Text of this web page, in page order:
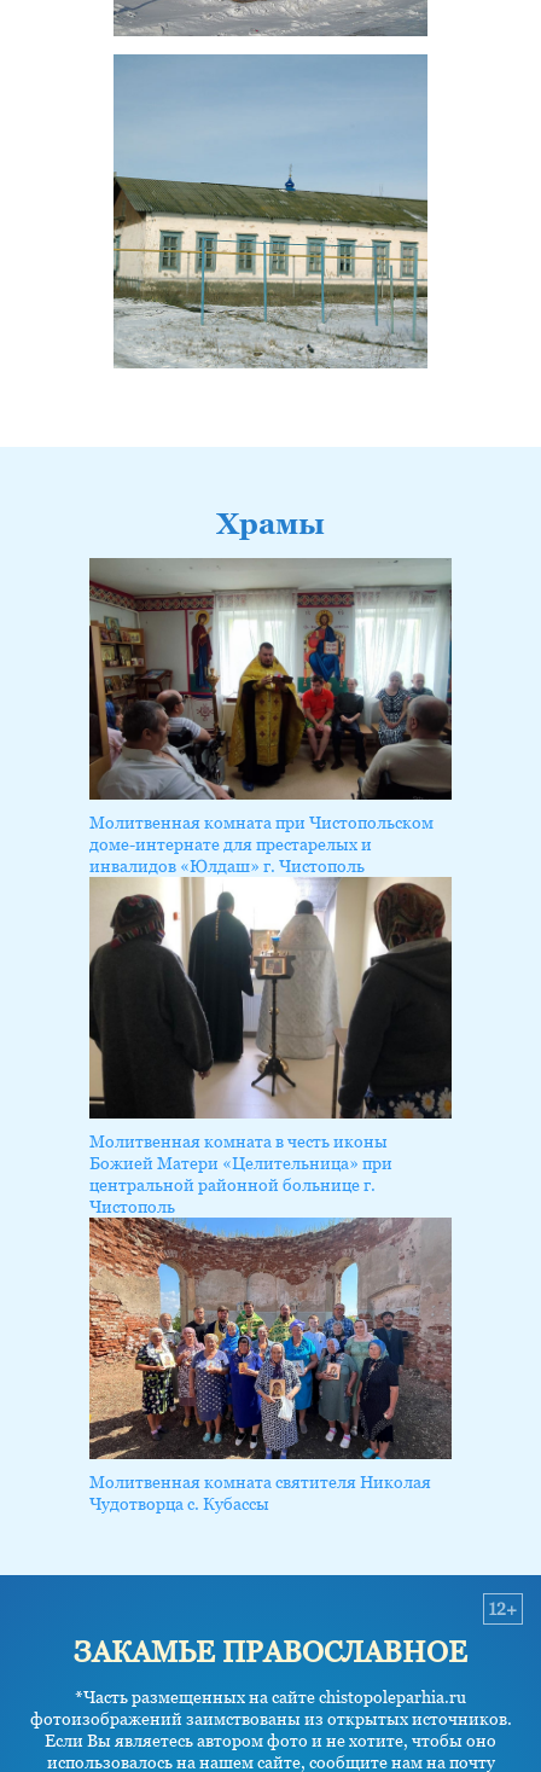
Храмы
Молитвенная комната при Чистопольском
доме-интернате для престарелых и
инвалидов «Юлдаш» г. Чистополь
Молитвенная комната в честь иконы
Божией Матери «Целительница» при
центральной районной больнице г.
Чистополь
Молитвенная комната святителя Николая
Чудотворца с. Кубассы
ЗАКАМЬЕ ПРАВОСЛАВНОЕ
*Часть размещенных на сайте chistopoleparhia.ru
фотоизображений заимствованы из открытых источников.
Если Вы являетесь автором фото и не хотите, чтобы оно
использовалось на нашем сайте, сообщите нам на почту
12+